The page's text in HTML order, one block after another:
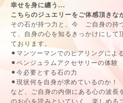
幸せを身に纏う...
こちらのジュエリーをご体感頂きな
その石が持つ力と、今 ご自身の持
て、自身の心を知るきっかけにして
ております。
⚫︎マンツーマンでのヒアリングによ
⚫︎ペンジュラムアクセサリーの体験
⚫︎今必要とする石の力
⚫︎現状何を自身が求めているのか！
など、ご自身の内側にある心の波長
のお心を読みといていく、楽しめる